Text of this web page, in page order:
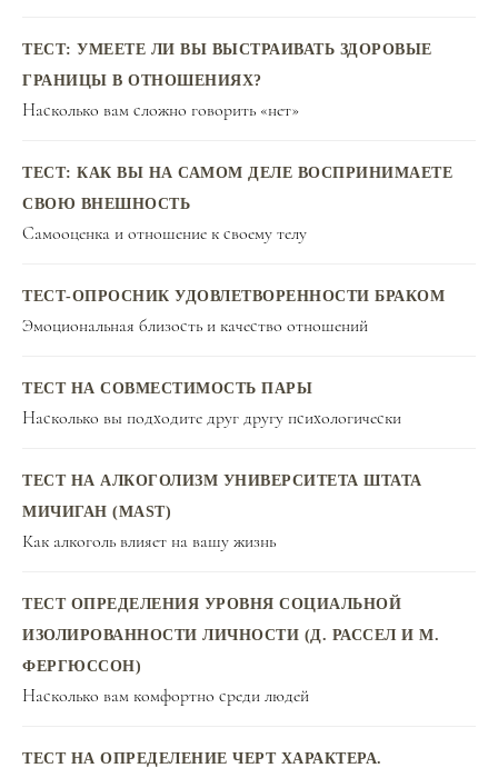
ТЕСТ: УМЕЕТЕ ЛИ ВЫ ВЫСТРАИВАТЬ ЗДОРОВЫЕ
ГРАНИЦЫ В ОТНОШЕНИЯХ?
Насколько вам сложно говорить «нет»
ТЕСТ: КАК ВЫ НА САМОМ ДЕЛЕ ВОСПРИНИМАЕТЕ
СВОЮ ВНЕШНОСТЬ
Самооценка и отношение к своему телу
ТЕСТ-ОПРОСНИК УДОВЛЕТВОРЕННОСТИ БРАКОМ
Эмоциональная близость и качество отношений
ТЕСТ НА СОВМЕСТИМОСТЬ ПАРЫ
Насколько вы подходите друг другу психологически
ТЕСТ НА АЛКОГОЛИЗМ УНИВЕРСИТЕТА ШТАТА
МИЧИГАН (MAST)
Как алкоголь влияет на вашу жизнь
ТЕСТ ОПРЕДЕЛЕНИЯ УРОВНЯ СОЦИАЛЬНОЙ
ИЗОЛИРОВАННОСТИ ЛИЧНОСТИ (Д. РАССЕЛ И М.
ФЕРГЮССОН)
Насколько вам комфортно среди людей
ТЕСТ НА ОПРЕДЕЛЕНИЕ ЧЕРТ ХАРАКТЕРА.